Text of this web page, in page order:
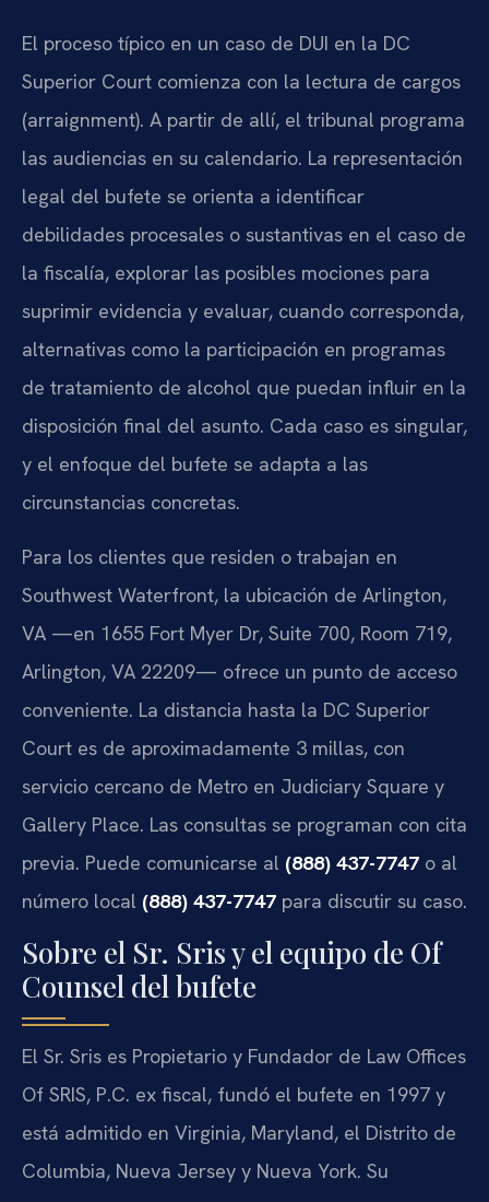
El proceso típico en un caso de DUI en la DC
Superior Court comienza con la lectura de cargos
(arraignment). A partir de allí, el tribunal programa
las audiencias en su calendario. La representación
legal del bufete se orienta a identificar
debilidades procesales o sustantivas en el caso de
la fiscalía, explorar las posibles mociones para
suprimir evidencia y evaluar, cuando corresponda,
alternativas como la participación en programas
de tratamiento de alcohol que puedan influir en la
disposición final del asunto. Cada caso es singular,
y el enfoque del bufete se adapta a las
circunstancias concretas.
Para los clientes que residen o trabajan en
Southwest Waterfront, la ubicación de Arlington,
VA —en 1655 Fort Myer Dr, Suite 700, Room 719,
Arlington, VA 22209— ofrece un punto de acceso
conveniente. La distancia hasta la DC Superior
Court es de aproximadamente 3 millas, con
servicio cercano de Metro en Judiciary Square y
Gallery Place. Las consultas se programan con cita
previa. Puede comunicarse al (888) 437-7747 o al
número local (888) 437-7747 para discutir su caso.
Sobre el Sr. Sris y el equipo de Of
Counsel del bufete
El Sr. Sris es Propietario y Fundador de Law Offices
Of SRIS, P.C. ex fiscal, fundó el bufete en 1997 y
está admitido en Virginia, Maryland, el Distrito de
Columbia, Nueva Jersey y Nueva York. Su